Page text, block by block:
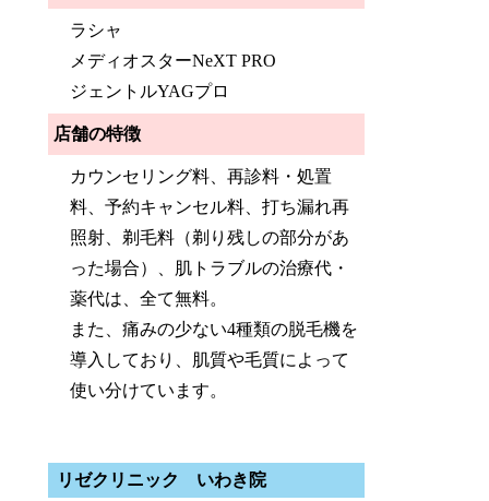
ラシャ
メディオスターNeXT PRO
ジェントルYAGプロ
店舗の特徴
カウンセリング料、再診料・処置
料、予約キャンセル料、打ち漏れ再
照射、剃毛料（剃り残しの部分があ
った場合）、肌トラブルの治療代・
薬代は、全て無料。
また、痛みの少ない4種類の脱毛機を
導入しており、肌質や毛質によって
使い分けています。
リゼクリニック いわき院